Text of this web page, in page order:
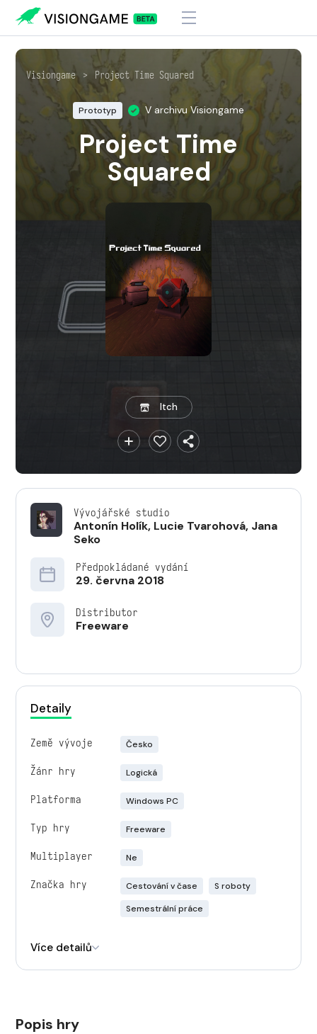
Visiongame > Project Time Squared
Prototyp V archivu Visiongame
Project Time
Squared
Itch
Vývojářské studio
Antonín Holík, Lucie Tvarohová, Jana
Seko
Předpokládané vydání
29. června 2018
Distributor
Freeware
Detaily
Země vývoje Česko
Žánr hry Logická
Platforma Windows PC
Typ hry Freeware
Multiplayer Ne
Značka hry Cestování v čase
S roboty
Semestrální práce
Více detailů
Popis hry